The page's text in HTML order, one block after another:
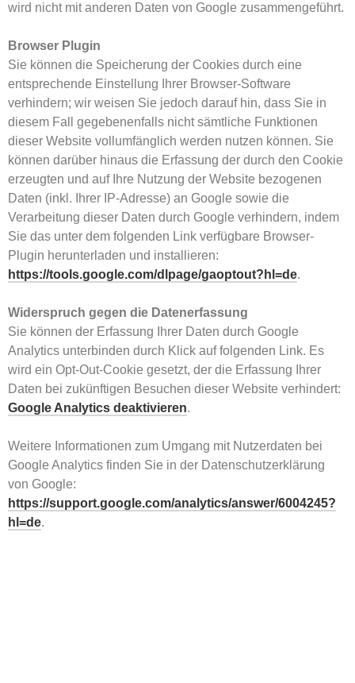
wird nicht mit anderen Daten von Google zusammengeführt.
Browser Plugin
Sie können die Speicherung der Cookies durch eine
entsprechende Einstellung Ihrer Browser-Software
verhindern; wir weisen Sie jedoch darauf hin, dass Sie in
diesem Fall gegebenenfalls nicht sämtliche Funktionen
dieser Website vollumfänglich werden nutzen können. Sie
können darüber hinaus die Erfassung der durch den Cookie
erzeugten und auf Ihre Nutzung der Website bezogenen
Daten (inkl. Ihrer IP-Adresse) an Google sowie die
Verarbeitung dieser Daten durch Google verhindern, indem
Sie das unter dem folgenden Link verfügbare Browser-
Plugin herunterladen und installieren:
https://tools.google.com/dlpage/gaoptout?hl=de.
Widerspruch gegen die Datenerfassung
Sie können der Erfassung Ihrer Daten durch Google
Analytics unterbinden durch Klick auf folgenden Link. Es
wird ein Opt-Out-Cookie gesetzt, der die Erfassung Ihrer
Daten bei zukünftigen Besuchen dieser Website verhindert:
Google Analytics deaktivieren.
Weitere Informationen zum Umgang mit Nutzerdaten bei
Google Analytics finden Sie in der Datenschutzerklärung
von Google:
https://support.google.com/analytics/answer/6004245?
hl=de.